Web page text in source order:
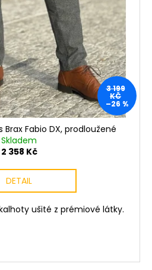
3 199
KČ
–26 %
Brax Fabio DX, prodloužené
Skladem
2 358 Kč
DETAIL
ušité z prémiové látky.